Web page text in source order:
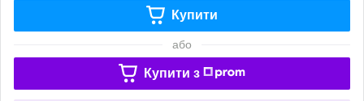
Купити
або
Купити з